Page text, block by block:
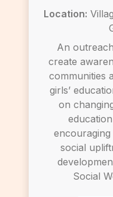
Location:
An
create
communities
girls’
on
social
Social